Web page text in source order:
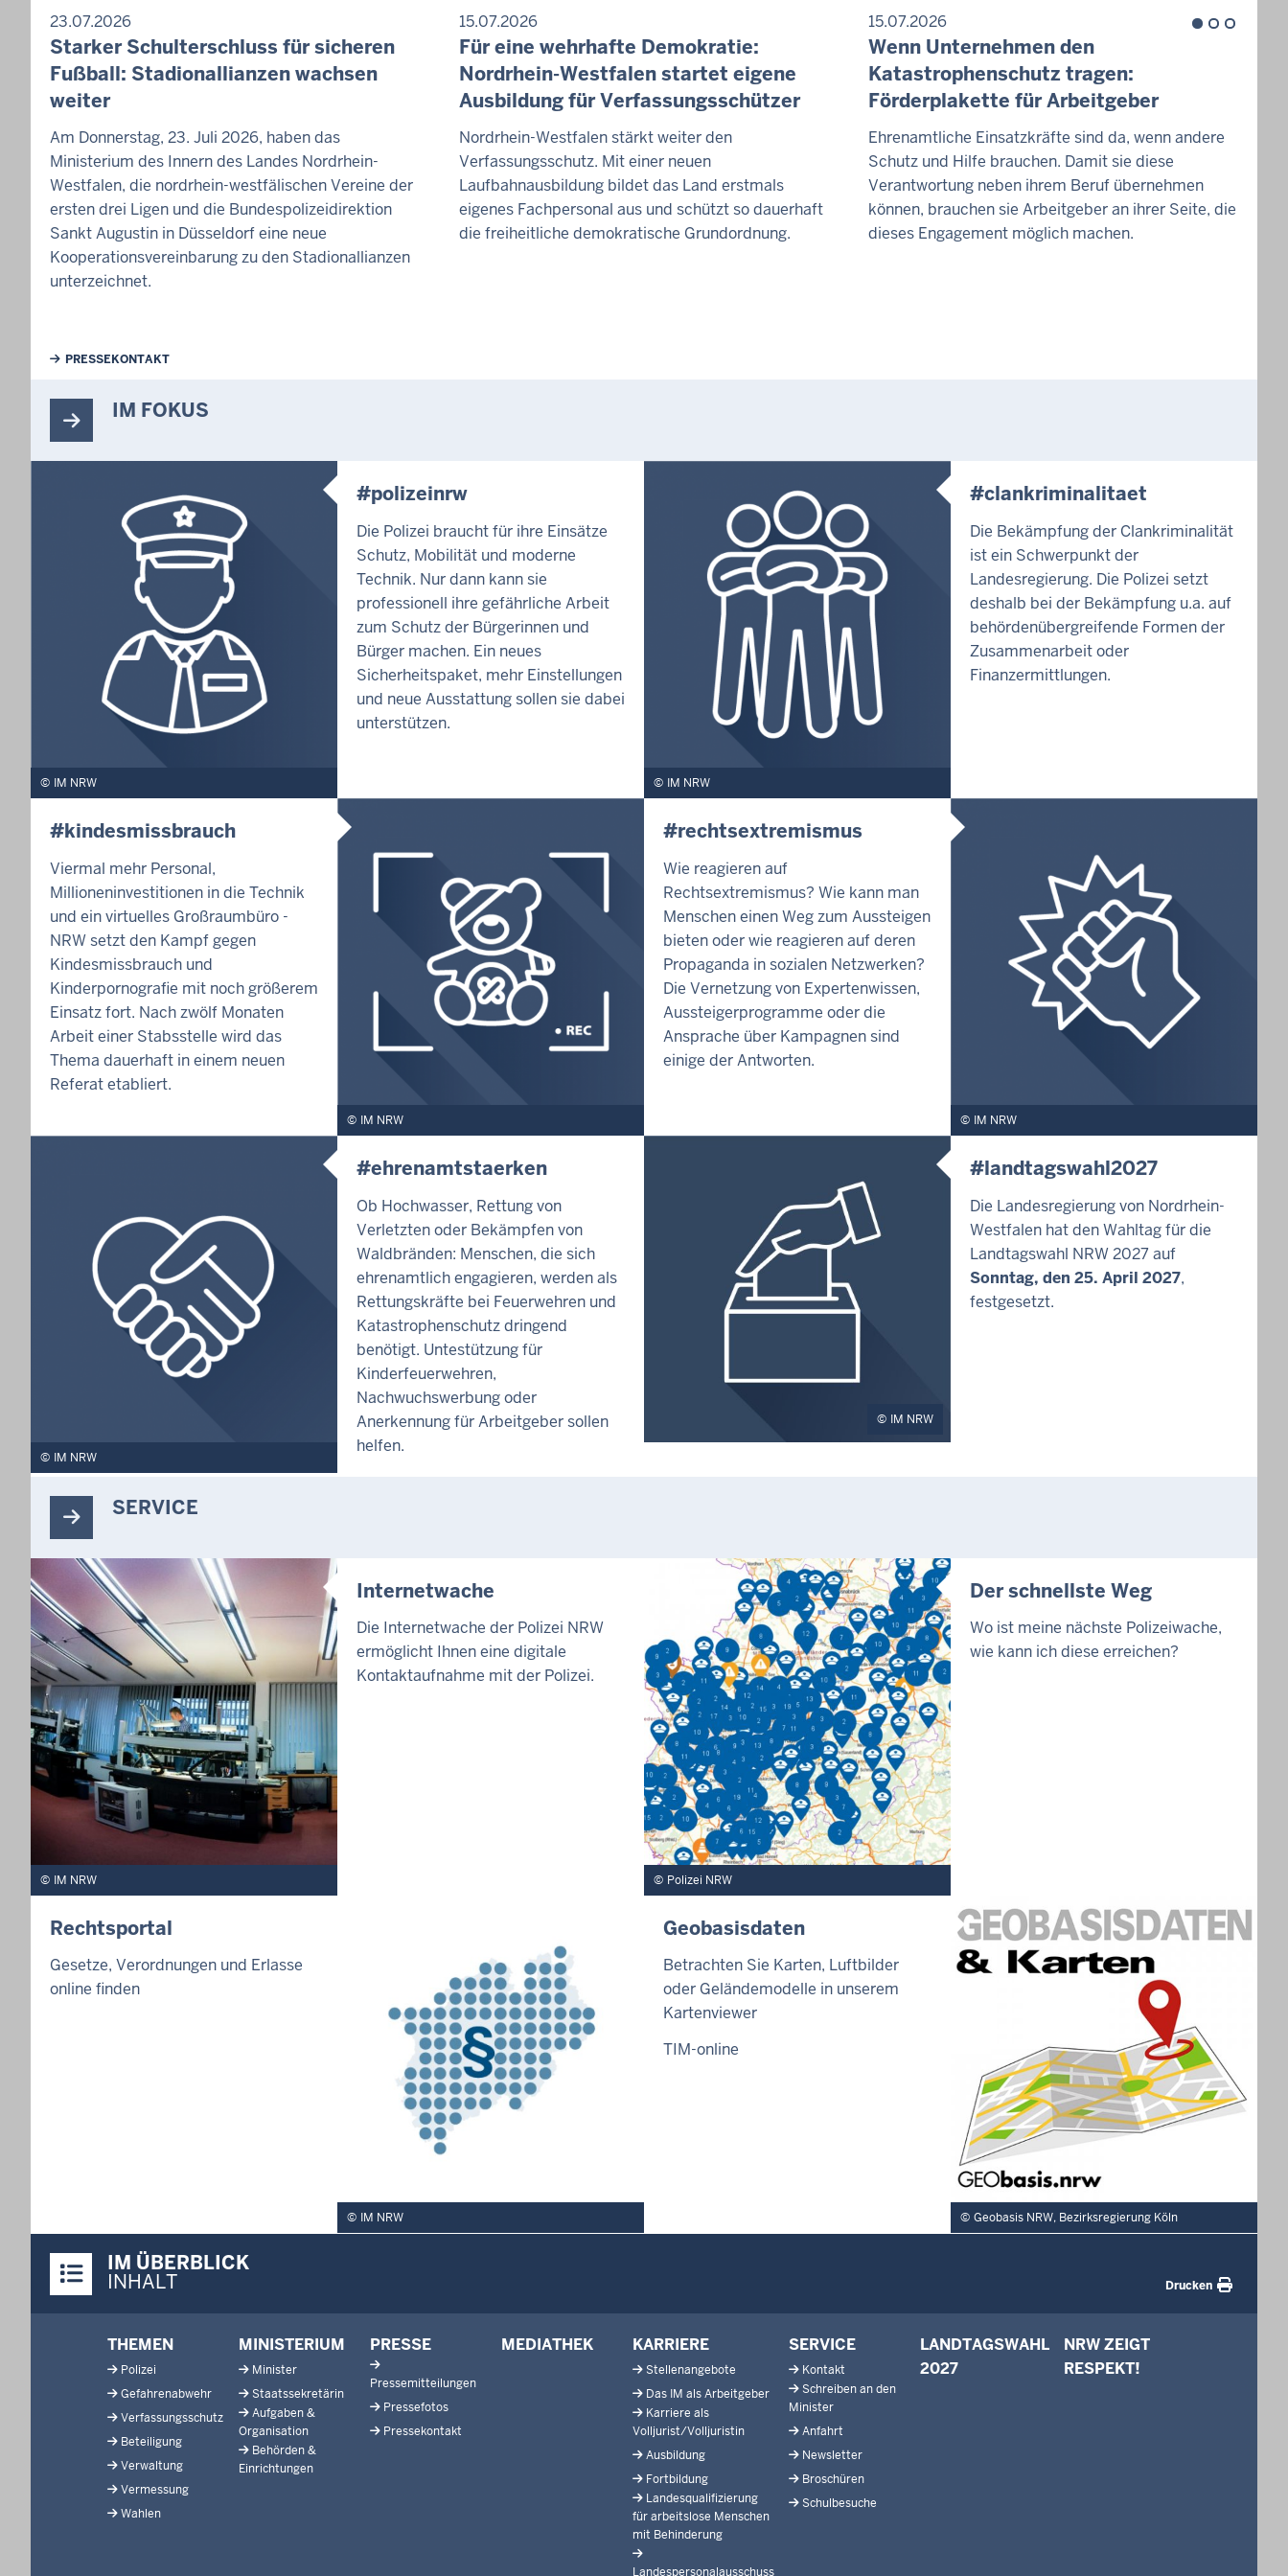
23.07.2026
Starker Schulterschluss für sicheren
Fußball: Stadionallianzen wachsen
weiter
Am Donnerstag, 23. Juli 2026, haben das
Ministerium des Innern des Landes Nordrhein-
Westfalen, die nordrhein-westfälischen Vereine der
ersten drei Ligen und die Bundespolizeidirektion
Sankt Augustin in Düsseldorf eine neue
Kooperationsvereinbarung zu den Stadionallianzen
unterzeichnet.
15.07.2026
Für eine wehrhafte Demokratie:
Nordrhein-Westfalen startet eigene
Ausbildung für Verfassungsschützer
Nordrhein-Westfalen stärkt weiter den
Verfassungsschutz. Mit einer neuen
Laufbahnausbildung bildet das Land erstmals
eigenes Fachpersonal aus und schützt so dauerhaft
die freiheitliche demokratische Grundordnung.
15.07.2026
Wenn Unternehmen den
Katastrophenschutz tragen:
Förderplakette für Arbeitgeber
Ehrenamtliche Einsatzkräfte sind da, wenn andere
Schutz und Hilfe brauchen. Damit sie diese
Verantwortung neben ihrem Beruf übernehmen
können, brauchen sie Arbeitgeber an ihrer Seite, die
dieses Engagement möglich machen.
Weiterführende Links
PRESSEKONTAKT
IM FOKUS
IM NRW
#polizeinrw
Die Polizei braucht für ihre Einsätze
Schutz, Mobilität und moderne
Technik. Nur dann kann sie
professionell ihre gefährliche Arbeit
zum Schutz der Bürgerinnen und
Bürger machen. Ein neues
Sicherheitspaket, mehr Einstellungen
und neue Ausstattung sollen sie dabei
unterstützen.
IM NRW
#clankriminalitaet
Die Bekämpfung der Clankriminalität
ist ein Schwerpunkt der
Landesregierung. Die Polizei setzt
deshalb bei der Bekämpfung u.a. auf
behördenübergreifende Formen der
Zusammenarbeit oder
Finanzermittlungen.
IM NRW
#kindesmissbrauch
Viermal mehr Personal,
Millioneninvestitionen in die Technik
und ein virtuelles Großraumbüro -
NRW setzt den Kampf gegen
Kindesmissbrauch und
Kinderpornografie mit noch größerem
Einsatz fort. Nach zwölf Monaten
Arbeit einer Stabsstelle wird das
Thema dauerhaft in einem neuen
Referat etabliert.
IM NRW
#rechtsextremismus
Wie reagieren auf
Rechtsextremismus? Wie kann man
Menschen einen Weg zum Aussteigen
bieten oder wie reagieren auf deren
Propaganda in sozialen Netzwerken?
Die Vernetzung von Expertenwissen,
Aussteigerprogramme oder die
Ansprache über Kampagnen sind
einige der Antworten.
IM NRW
#ehrenamtstaerken
Ob Hochwasser, Rettung von
Verletzten oder Bekämpfen von
Waldbränden: Menschen, die sich
ehrenamtlich engagieren, werden als
Rettungskräfte bei Feuerwehren und
Katastrophenschutz dringend
benötigt. Untestützung für
Kinderfeuerwehren,
Nachwuchswerbung oder
Anerkennung für Arbeitgeber sollen
helfen.
IM NRW
#landtagswahl2027
Die Landesregierung von Nordrhein-
Westfalen hat den Wahltag für die
Landtagswahl NRW 2027 auf
Sonntag, den 25. April 2027,
festgesetzt.
SERVICE
IM NRW
Internetwache
Die Internetwache der Polizei NRW
ermöglicht Ihnen eine digitale
Kontaktaufnahme mit der Polizei.
Polizei NRW
Der schnellste Weg
Wo ist meine nächste Polizeiwache,
wie kann ich diese erreichen?
IM NRW
Rechtsportal
Gesetze, Verordnungen und Erlasse
online finden
Geobasis NRW, Bezirksregierung Köln
Geobasisdaten
Betrachten Sie Karten, Luftbilder
oder Geländemodelle in unserem
Kartenviewer
TIM-online
Inhalte
IM ÜBERBLICK
INHALT Drucken
THEMEN
Polizei
Gefahrenabwehr
Verfassungsschutz
Beteiligung
Verwaltung
Vermessung
Wahlen
MINISTERIUM
Minister
Staatssekretärin
Aufgaben &
Organisation
Behörden &
Einrichtungen
PRESSE
Pressemitteilungen
Pressefotos
Pressekontakt
MEDIATHEK KARRIERE
Stellenangebote
Das IM als Arbeitgeber
Karriere als
Volljurist/Volljuristin
Ausbildung
Fortbildung
Landesqualifizierung
für arbeitslose Menschen
mit Behinderung
Landespersonalausschuss
SERVICE
Kontakt
Schreiben an den
Minister
Anfahrt
Newsletter
Broschüren
Schulbesuche
LANDTAGSWAHL
2027
NRW ZEIGT
RESPEKT!